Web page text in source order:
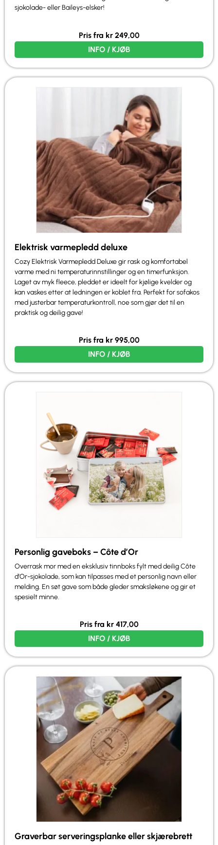
sjokolade- eller Baileys-elsker!
Pris fra kr249,00
INFO / KJØB
Elektrisk varmepledd deluxe
Cozy Elektrisk Varmepledd Deluxe gir rask og komfortabel
varme med ni temperaturinnstillinger og en timerfunksjon.
Laget av myk fleece, pleddet er ideelt for kjølige kvelder og
kan vaskes etter at ledningen er koblet fra. Perfekt for sofakos
med justerbar temperaturkontroll, noe som gjør det til en
praktisk og deilig gave!
Pris fra kr995,00
INFO / KJØB
Personlig gaveboks – Côte d’Or
Overrask mor med en eksklusiv tinnboks fylt med deilig Côte
d’Or-sjokolade, som kan tilpasses med et personlig navn eller
melding. En søt gave som både gleder smaksløkene og gir et
spesielt minne.
Pris fra kr417,00
INFO / KJØB
Graverbar serveringsplanke eller skjærebrett